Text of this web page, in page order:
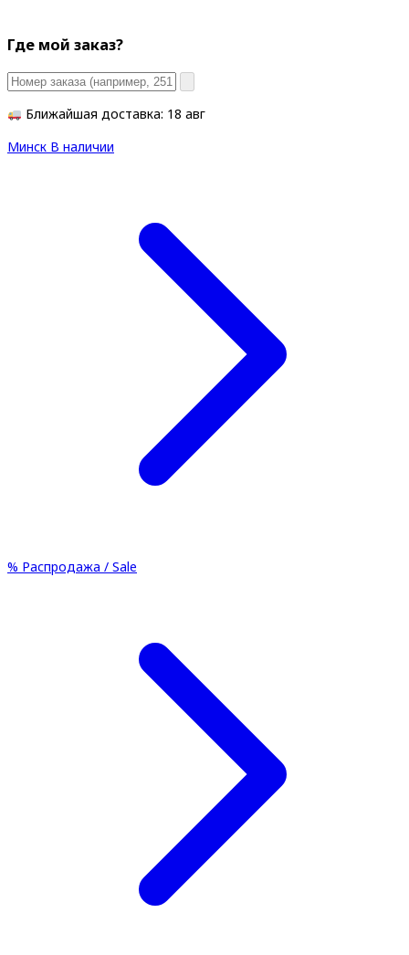
Где мой заказ?
Ближайшая доставка: 18 авг
Минск В наличии
% Распродажа / Sale